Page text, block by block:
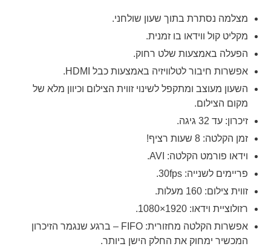
מצלמה נסתרת בתוך שעון שולחני.
מקליט קול ווידאו בו זמנית.
הפעלה באמצעות שלט רחוק.
אפשרות חיבור לטלוויזיה באמצעות כבל HDMI
.
השעון מעוצב ומתקפל לשינוי זווית הצילום וכיוון מלא של
מקום הצילום.
זיכרון: עד 32 גיגה.
זמן הקלטה: 8 שעות רציף!
וידאו פורמט הקלטה: AVI
.
פריימים לשנייה: 30fps.
זווית צילום: 160 מעלות.
רזולוציית וידאו: 1920×1080.
אפשרות הקלטה מחזורית: FIFO – ברגע שנגמר הזיכרון
המכשיר ימחוק את החלק הישן ביותר.